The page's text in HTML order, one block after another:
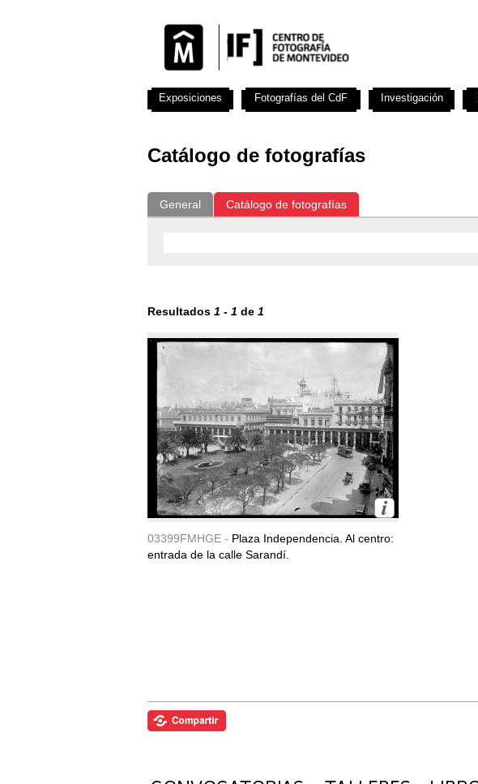
Catálogo de fotografías
General Catálogo de fotografías
Resultados 1 - 1 de 1
03399FMHGE - Plaza Independencia. Al centro:
entrada de la calle Sarandí.
Exposiciones Fotografías del CdF Investigación